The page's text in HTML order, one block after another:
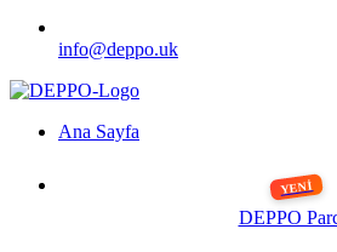
info@deppo.uk
Ana Sayfa
DEPPO